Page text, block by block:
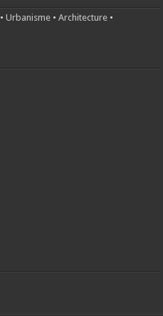
•Urbanisme •Architecture •